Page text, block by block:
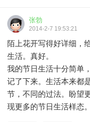
张勃
2014-2-7 19:53:21
陌上花开写得好详细，
生活。真好。
我的节日生活十分简单
记了下来。生活本来都
节，不同的过法。盼望
现更多的节日生活样态。